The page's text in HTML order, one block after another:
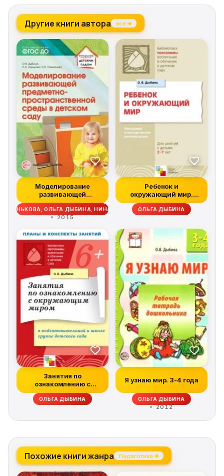
Другие книги автора все →
Моделирование
развивающей
предметно-
пространственн...
ПЕНЬКОВА, ОЛЬГА ДЫБИНА, НИНА РАХМАНОВА
2015
Ребенок и
окружающий мир.
Программа и
методические...
ОЛЬГА ДЫБИНА
Занятия по
ознакомлению с
окружающим миром в
подго...
ОЛЬГА ДЫБИНА
Я узнаю мир. 3-4 года
ОЛЬГА ДЫБИНА
2012
Похожие книги жанра Педагогика →